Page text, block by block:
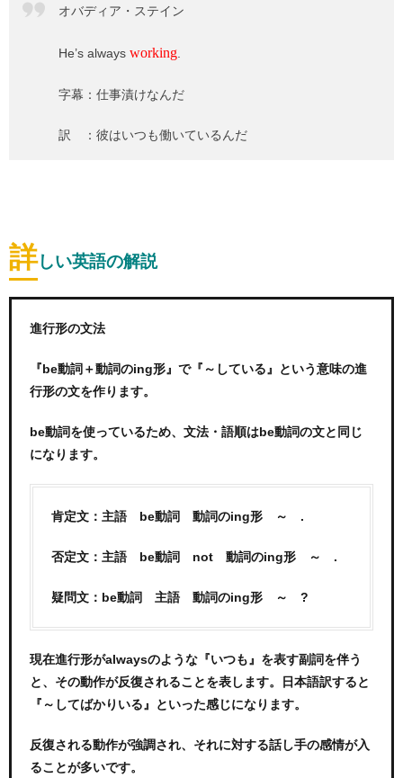
オバディア・ステイン
He’s always working
字幕：仕事漬けなんだ
訳 ：彼はいつも働いているんだ
詳しい英語の解説
進行形の文法
『be動詞＋動詞のing形』で『～している』という意味の進
行形の文を作ります。
be動詞を使っているため、文法・語順はbe動詞の文と同じ
になります。
肯定文：主語 be動詞 動詞のing形 ～ .
否定文：主語 be動詞 not 動詞のing形 ～ .
疑問文：be動詞 主語 動詞のing形 ～ ?
現在進行形がalwaysのような『いつも』を表す副詞を伴う
と、その動作が反復されることを表します。日本語訳すると
『～してばかりいる』といった感じになります。
反復される動作が強調され、それに対する話し手の感情が入
ることが多いです。